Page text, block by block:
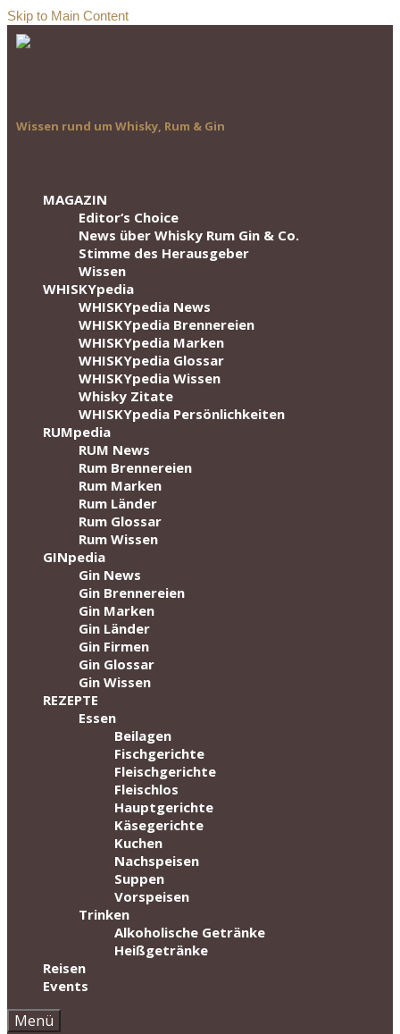
Skip to Main Content
Wissen rund um Whisky, Rum & Gin
MAGAZIN
Editor‘s Choice
News über Whisky Rum Gin & Co.
Stimme des Herausgeber
Wissen
WHISKYpedia
WHISKYpedia News
WHISKYpedia Brennereien
WHISKYpedia Marken
WHISKYpedia Glossar
WHISKYpedia Wissen
Whisky Zitate
WHISKYpedia Persönlichkeiten
RUMpedia
RUM News
Rum Brennereien
Rum Marken
Rum Länder
Rum Glossar
Rum Wissen
GINpedia
Gin News
Gin Brennereien
Gin Marken
Gin Länder
Gin Firmen
Gin Glossar
Gin Wissen
REZEPTE
Essen
Beilagen
Fischgerichte
Fleischgerichte
Fleischlos
Hauptgerichte
Käsegerichte
Kuchen
Nachspeisen
Suppen
Vorspeisen
Trinken
Alkoholische Getränke
Heißgetränke
Reisen
Events
Menü